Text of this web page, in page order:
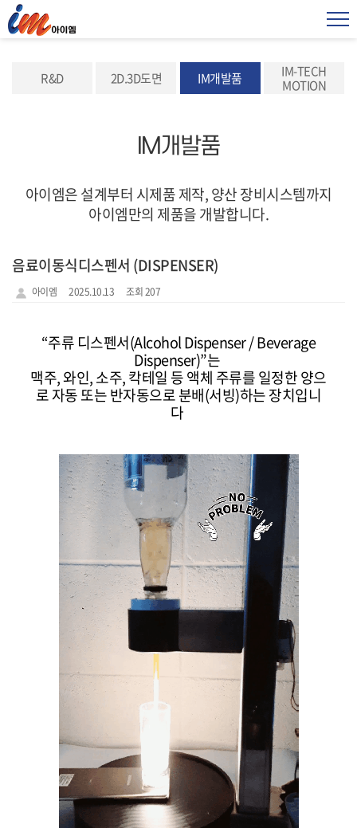
R&D 2D.3D도면 IM개발품
IM-TECH
MOTION
IM개발품
아이엠은 설계부터 시제품 제작, 양산 장비시스템까지
아이엠만의 제품을 개발합니다.
음료이동식디스펜서 (DISPENSER)
아이엠 2025.10.13 조회 207
“주류 디스펜서(Alcohol Dispenser / Beverage
Dispenser)”는
맥주, 와인, 소주, 칵테일 등 액체 주류를 일정한 양으
로 자동 또는 반자동으로 분배(서빙)하는 장치입니
다